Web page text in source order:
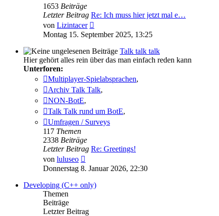
1653 Beiträge
Letzter Beitrag Re: Ich muss hier jetzt mal e…
von Lizintacer
Beitrag
Montag 15. September 2025, 13:25
Talk talk talk
Hier gehört alles rein über das man einfach reden kann
Unterforen:
Multiplayer-Spielabsprachen,
Archiv Talk Talk,
NON-BotE,
Talk Talk rund um BotE,
Umfragen / Surveys
117 Themen
2338 Beiträge
Letzter Beitrag Re: Greetings!
von luluseo
Beitrag
Donnerstag 8. Januar 2026, 22:30
Developing (C++ only)
Themen
Beiträge
Letzter Beitrag